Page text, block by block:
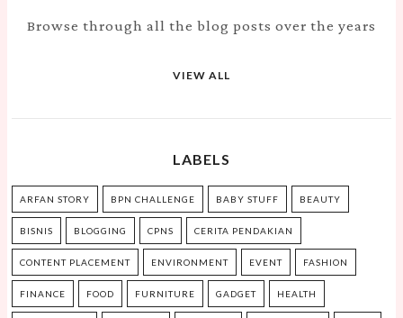
Browse through all the blog posts over the years
VIEW ALL
LABELS
ARFAN STORY BPN CHALLENGE BABY STUFF BEAUTY
BISNIS BLOGGING CPNS CERITA PENDAKIAN
CONTENT PLACEMENT ENVIRONMENT EVENT FASHION
FINANCE FOOD FURNITURE GADGET HEALTH